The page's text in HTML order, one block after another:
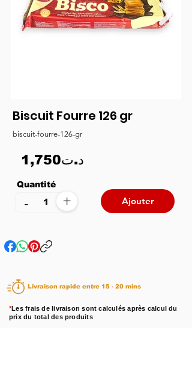
Biscuit Fourre 126 gr
biscuit-fourre-126-gr
1,750د.ت
Quantité
+
- Ajouter
Livraison rapide entre 15 - 20 mins
*Les frais de livraison sont calculés après calcul du
prix du total des produits